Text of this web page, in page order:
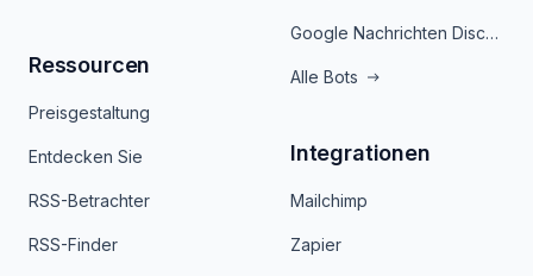
Ressourcen
Preisgestaltung
Entdecken Sie
RSS-Betrachter
RSS-Finder
Google Nachrichten Discord Bot
Alle Bots
Integrationen
Mailchimp
Zapier